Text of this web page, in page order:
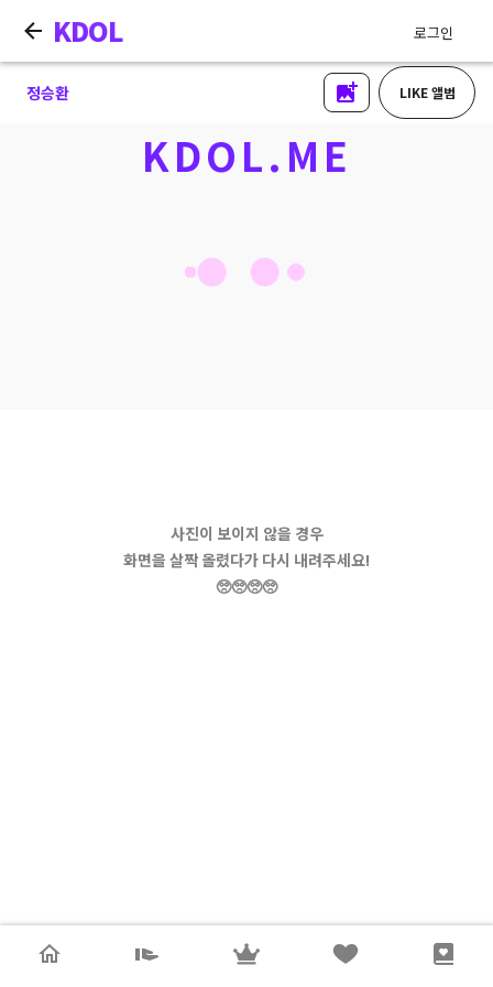
KDOL 로그인
정승환 LIKE 앨범
KDOL.ME
사진이 보이지 않을 경우
화면을 살짝 올렸다가 다시 내려주세요!
🥺🥺🥺🥺